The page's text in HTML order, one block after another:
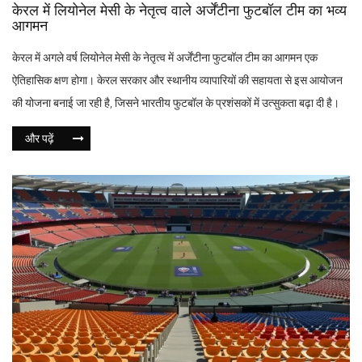
केरल में लियोनेल मेसी के नेतृत्व वाले अर्जेंटीना फुटबॉल टीम का भव्य
आगमन
केरल में अगले वर्ष लियोनेल मेसी के नेतृत्व में अर्जेंटीना फुटबॉल टीम का आगमन एक
ऐतिहासिक क्षण होगा। केरल सरकार और स्थानीय व्यापारियों की सहायता से इस आयोजन
की योजना बनाई जा रही है, जिसने भारतीय फुटबॉल के प्रशंसकों में उत्सुकता बढ़ा दी है।
और पढ़ें